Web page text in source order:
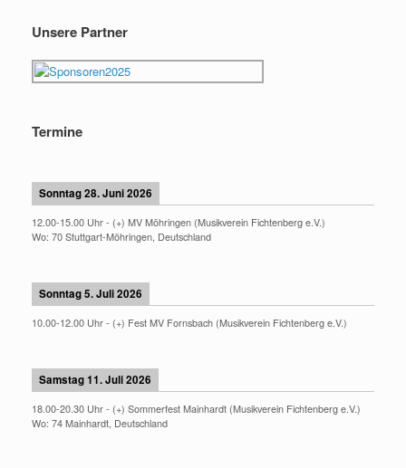
Unsere Partner
Termine
Sonntag 28. Juni 2026
12.00-15.00 Uhr - (+) MV Möhringen (Musikverein Fichtenberg e.V.)
Wo: 70 Stuttgart-Möhringen, Deutschland
Sonntag 5. Juli 2026
10.00-12.00 Uhr - (+) Fest MV Fornsbach (Musikverein Fichtenberg e.V.)
Samstag 11. Juli 2026
18.00-20.30 Uhr - (+) Sommerfest Mainhardt (Musikverein Fichtenberg e.V.)
Wo: 74 Mainhardt, Deutschland